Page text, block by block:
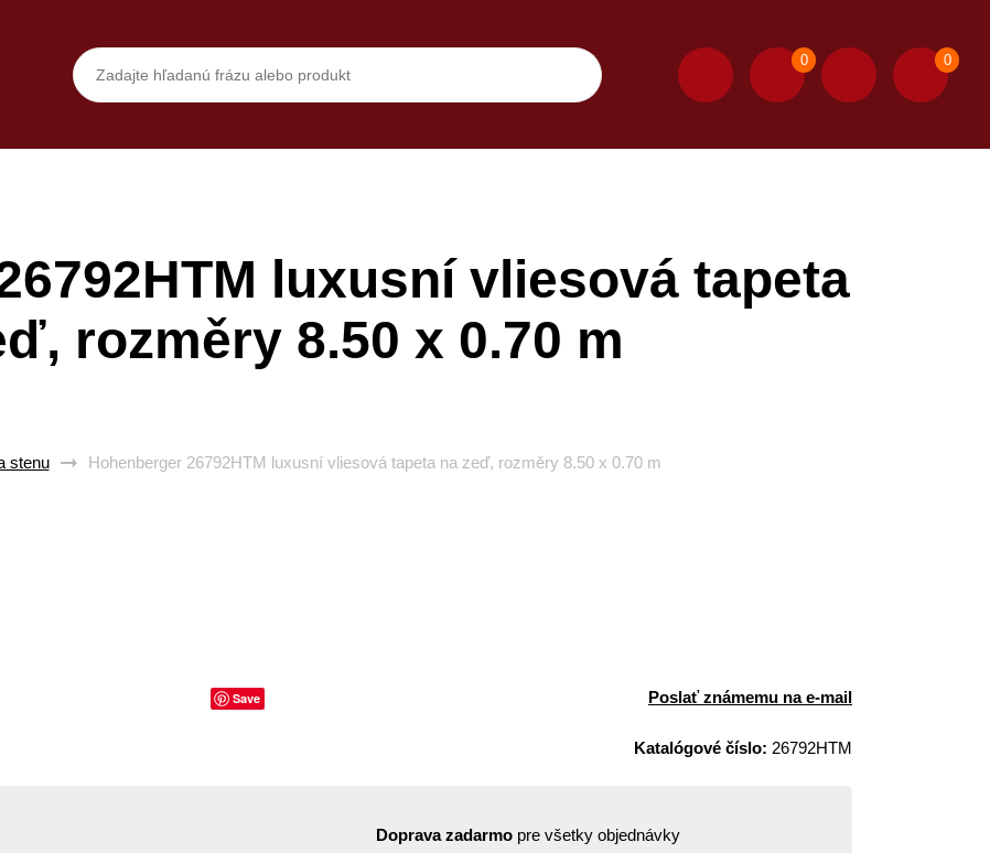
0 0
luxusní vliesová tapeta
rozměry 8.50 x 0.70 m
stenu Hohenberger 26792HTM luxusní vliesová tapeta na zeď, rozměry 8.50 x 0.70 m
Save Poslať známemu na e-mail
Katalógové číslo: 26792HTM
Doprava zadarmo pre všetky objednávky